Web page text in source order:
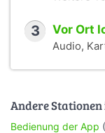
3 Vor Ort
Audio,
Andere
Bedienung der App